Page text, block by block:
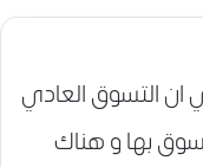
التسوق العادي
بها و هناك